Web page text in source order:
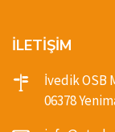
İLETİŞİM
İvedik OSB
06378